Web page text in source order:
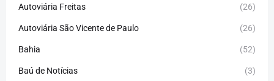
Autoviária Freitas (26)
Autoviária São Vicente de Paulo (26)
Bahia (52)
Baú de Notícias (3)